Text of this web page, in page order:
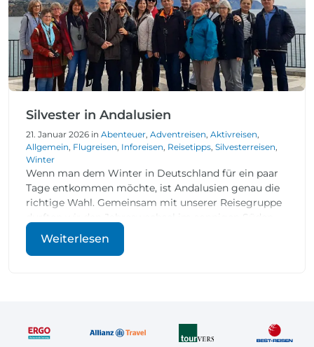
Silvester in Andalusien
21. Januar 2026 in Abenteuer, Adventreisen, Aktivreisen,
Allgemein, Flugreisen, Inforeisen, Reisetipps, Silvesterreisen,
Winter
Wenn man dem Winter in Deutschland für ein paar
Tage entkommen möchte, ist Andalusien genau die
richtige Wahl. Gemeinsam mit unserer Reisegruppe
durften wir den Jahreswechsel im sonnigen Süden
Spaniens verbringen – und schon nach kurzer Zeit
war klar: Das […]
Weiterlesen